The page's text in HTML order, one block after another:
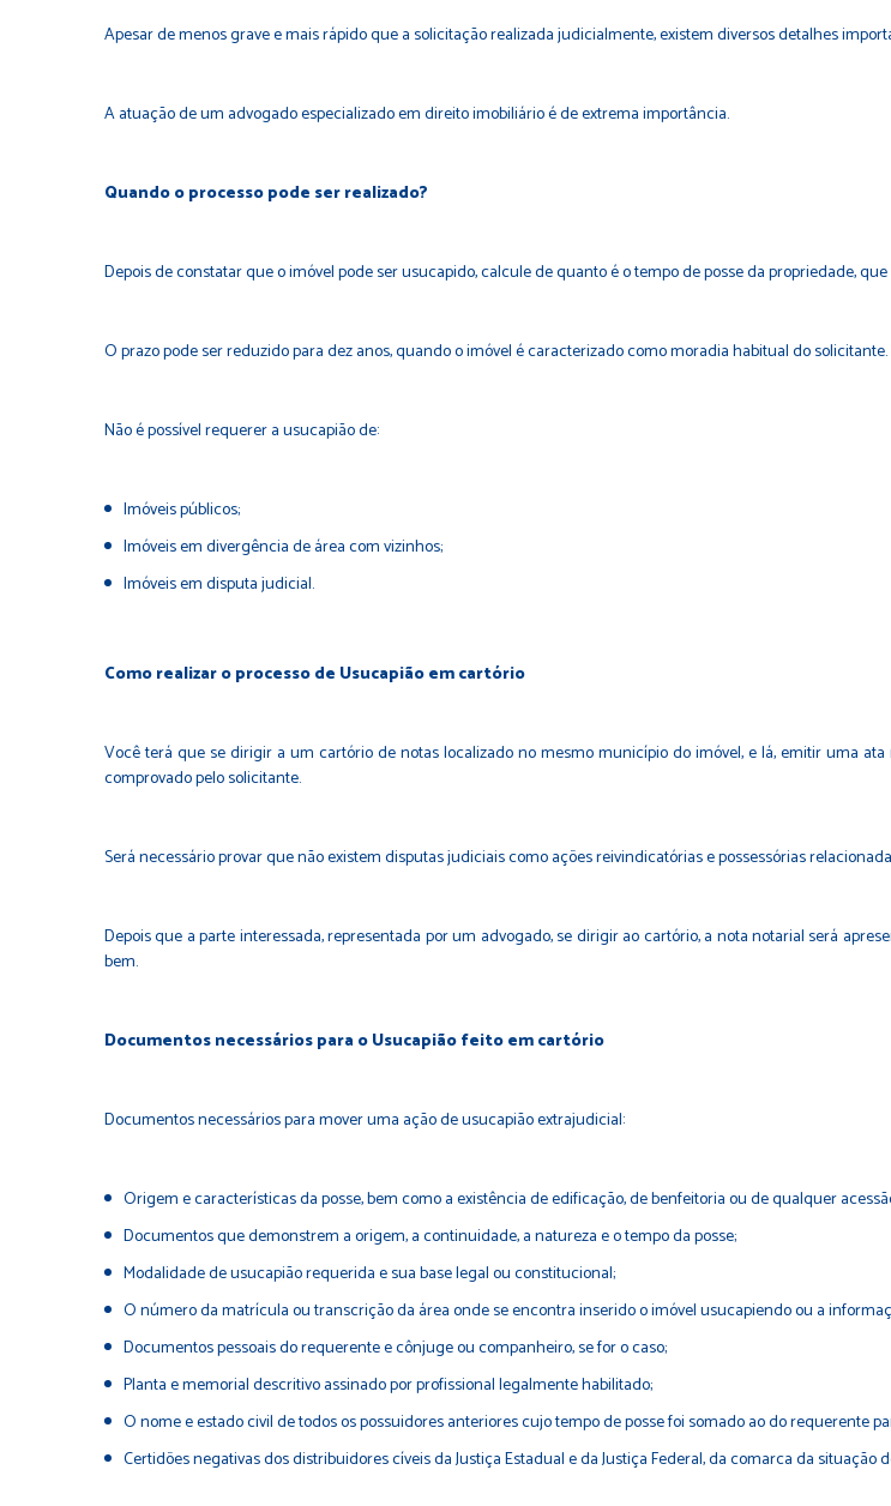
Apesar de menos grave e mais rápido que a solicitação realizada judicialmente, existem diversos detalhes
A atuação de um advogado especializado em direito imobiliário é de extrema importância.
Quando o processo pode ser realizado?
Depois de constatar que o imóvel pode ser usucapido, calcule de quanto é o tempo de posse da propriedade,
O prazo pode ser reduzido para dez anos, quando o imóvel é caracterizado como moradia habitual do solicitante.
Não é possível requerer a usucapião de:
Imóveis públicos;
Imóveis em divergência de área com vizinhos;
Imóveis em disputa judicial.
Como realizar o processo de Usucapião em cartório
Você terá que se dirigir a um cartório de notas localizado no mesmo município do imóvel, e lá, emitir uma
comprovado pelo solicitante.
Será necessário provar que não existem disputas judiciais como ações reivindicatórias e possessórias
Depois que a parte interessada, representada por um advogado, se dirigir ao cartório, a nota notarial será
bem.
Documentos necessários para o Usucapião feito em cartório
Documentos necessários para mover uma ação de usucapião extrajudicial:
Origem e características da posse, bem como a existência de edificação, de benfeitoria ou de qualquer
Documentos que demonstrem a origem, a continuidade, a natureza e o tempo da posse;
Modalidade de usucapião requerida e sua base legal ou constitucional;
O número da matrícula ou transcrição da área onde se encontra inserido o imóvel usucapiendo ou a
Documentos pessoais do requerente e cônjuge ou companheiro, se for o caso;
Planta e memorial descritivo assinado por profissional legalmente habilitado;
O nome e estado civil de todos os possuidores anteriores cujo tempo de posse foi somado ao do requerente
Certidões negativas dos distribuidores cíveis da Justiça Estadual e da Justiça Federal, da comarca da